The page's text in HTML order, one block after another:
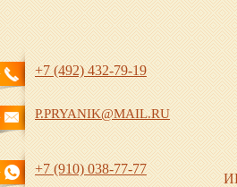
+7 (492) 432-79-19
P.PRYANIK@MAIL.RU
+7 (910) 038-77-77